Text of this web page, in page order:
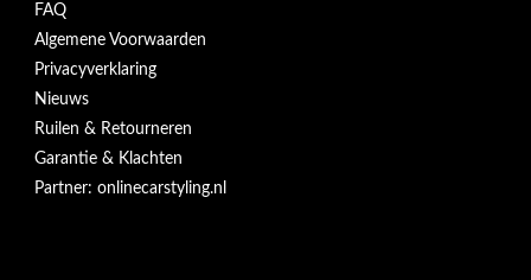
FAQ
Algemene Voorwaarden
Privacyverklaring
Nieuws
Ruilen & Retourneren
Garantie & Klachten
Partner: onlinecarstyling.nl